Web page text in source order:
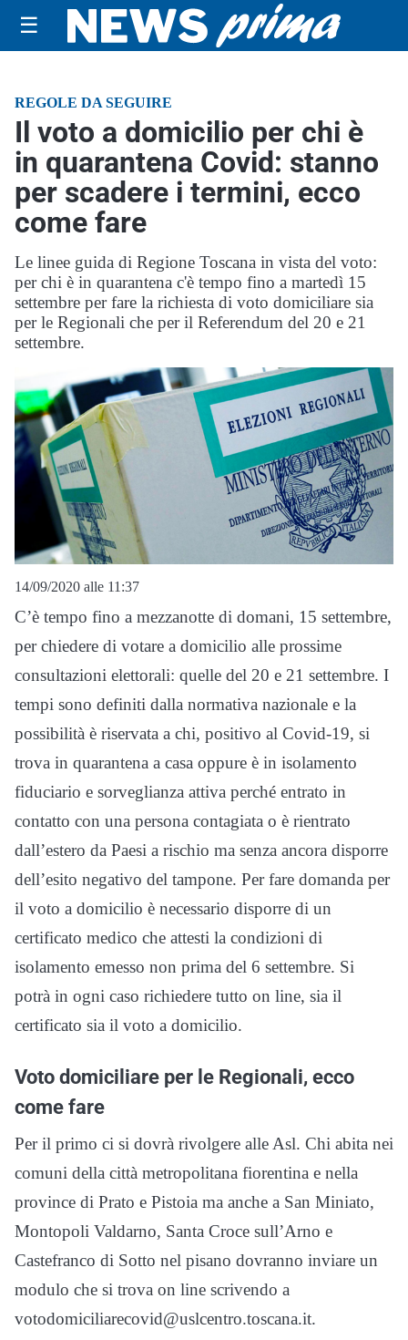
☰
REGOLE DA SEGUIRE
Il voto a domicilio per chi è
in quarantena Covid: stanno
per scadere i termini, ecco
come fare
Le linee guida di Regione Toscana in vista del voto:
per chi è in quarantena c'è tempo fino a martedì 15
settembre per fare la richiesta di voto domiciliare sia
per le Regionali che per il Referendum del 20 e 21
settembre.
14/09/2020 alle 11:37
C’è tempo fino a mezzanotte di domani, 15 settembre,
per chiedere di votare a domicilio alle prossime
consultazioni elettorali: quelle del 20 e 21 settembre. I
tempi sono definiti dalla normativa nazionale e la
possibilità è riservata a chi, positivo al Covid-19, si
trova in quarantena a casa oppure è in isolamento
fiduciario e sorveglianza attiva perché entrato in
contatto con una persona contagiata o è rientrato
dall’estero da Paesi a rischio ma senza ancora disporre
dell’esito negativo del tampone. Per fare domanda per
il voto a domicilio è necessario disporre di un
certificato medico che attesti la condizioni di
isolamento emesso non prima del 6 settembre. Si
potrà in ogni caso richiedere tutto on line, sia il
certificato sia il voto a domicilio.
Voto domiciliare per le Regionali, ecco
come fare
Per il primo ci si dovrà rivolgere alle Asl. Chi abita nei
comuni della città metropolitana fiorentina e nella
province di Prato e Pistoia ma anche a San Miniato,
Montopoli Valdarno, Santa Croce sull’Arno e
Castefranco di Sotto nel pisano dovranno inviare un
modulo che si trova on line scrivendo a
votodomiciliarecovid@uslcentro.toscana.it.